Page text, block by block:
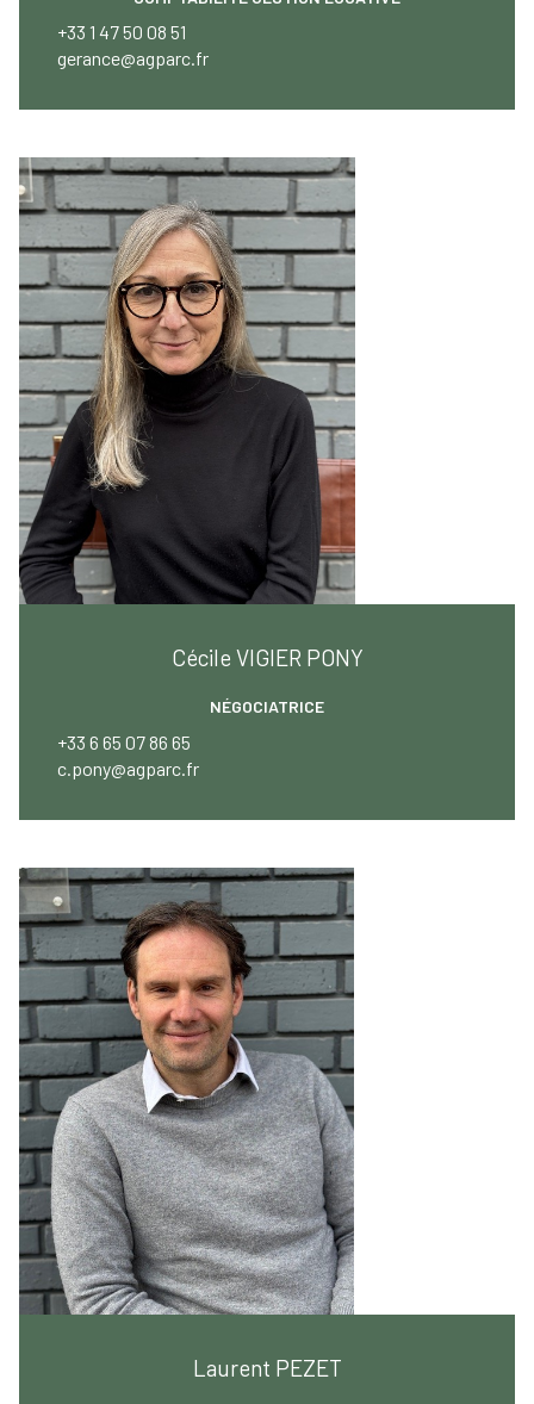
+33 1 47 50 08 51
gerance@agparc.fr
Cécile VIGIER PONY
NÉGOCIATRICE
+33 6 65 07 86 65
c.pony@agparc.fr
Laurent PEZET